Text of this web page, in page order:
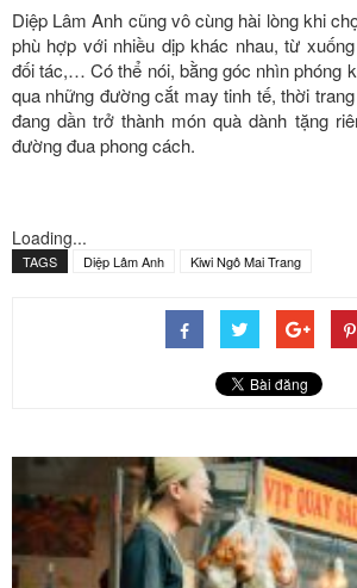
Diệp Lâm Anh cũng vô cùng hài lòng khi
phù hợp với nhiều dịp khác nhau, từ
đối tác,… Có thể nói, bằng góc nhìn phóng
qua những đường cắt may tinh tế, thời
đang dần trở thành món quà dành tặng
đường đua phong cách.
Loading...
TAGS Diệp Lâm Anh Kiwi Ngô Mai Trang